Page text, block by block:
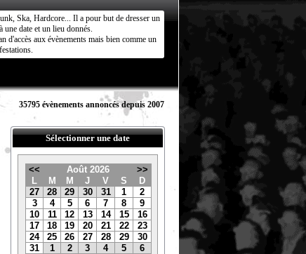
Ska, Hardcore... Il a pour but de dresser un
une date et un lieu donnés.
d'accès aux évènements mais bien comme un
35795 évènements annoncés depuis 2007
Sélectionner une date
<< Août 2026
>>
L
M M J V S
D
27
28 29 30 31 1
2
3
4 5 6 7 8
9
10
11 12 13 14 15
16
17
18 19 20 21 22
23
24
25 26 27 28 29
30
31
1 2 3 4 5 6